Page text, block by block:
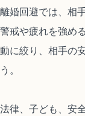
離婚回避では、相
警戒や疲れを強め
動に絞り、相手の
う。
法律、子ども、安